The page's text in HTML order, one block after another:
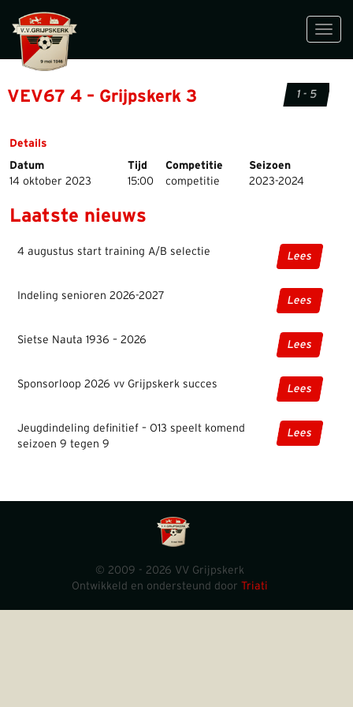
VEV67 4 – Grijpskerk 3 1 - 5
Details
Datum
Tijd Competitie
Seizoen
14 oktober 2023
15:00 competitie 2023-2024
Laatste nieuws
4 augustus start training A/B selectie Lees
Indeling senioren 2026-2027 Lees
Sietse Nauta 1936 – 2026 Lees
Sponsorloop 2026 vv Grijpskerk succes Lees
Jeugdindeling definitief – O13 speelt komend
seizoen 9 tegen 9
Lees
© 2009 - 2026 VV Grijpskerk
Ontwikkeld en ondersteund door Triati